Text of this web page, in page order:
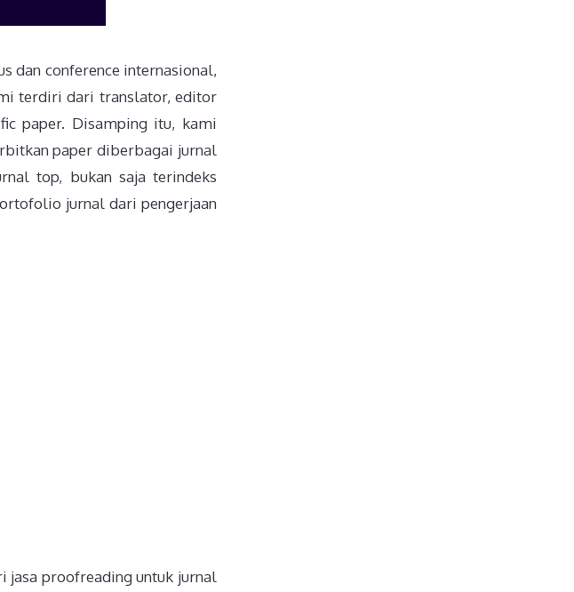
dan conference internasional,
terdiri dari translator, editor
paper. Disamping itu, kami
paper diberbagai jurnal
top, bukan saja terindeks
jurnal dari pengerjaan
jasa proofreading untuk jurnal